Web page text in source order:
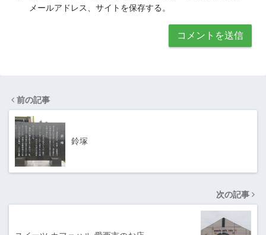
メールアドレス、サイトを保存する。
前の記事
鈴塚
次の記事